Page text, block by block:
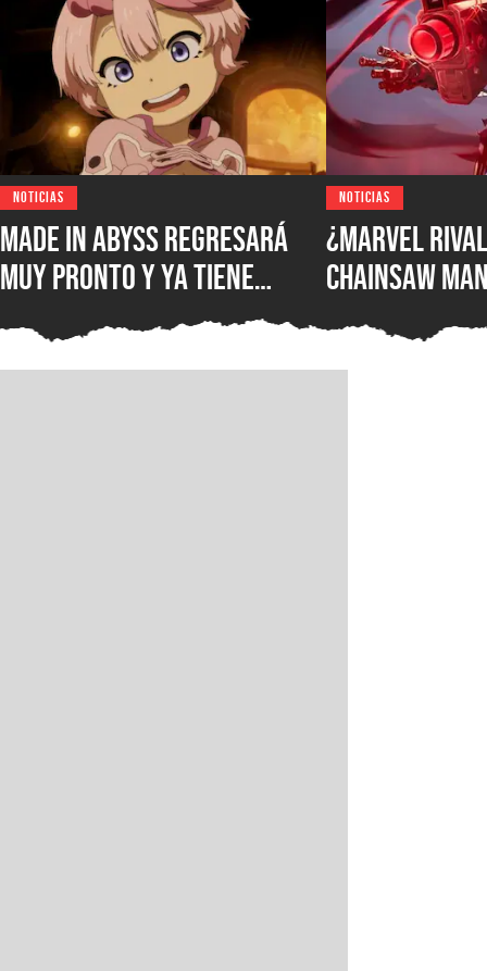
NOTICIAS
Made in Abyss regresará
muy pronto y ya tiene
ventana de estreno, la
nueva película llegará a
NOTICIAS
¿Marvel
Chainsaw
comparan a
Demonio